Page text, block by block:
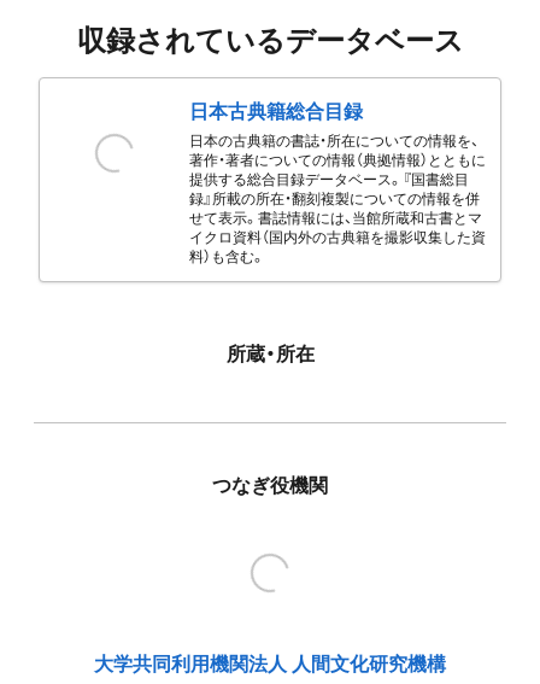
収録されているデータベース
日本古典籍総合目録
日本の古典籍の書誌・所在についての情報を、
著作・著者についての情報（典拠情報）とともに
提供する総合目録データベース。『国書総目
録』所載の所在・翻刻複製についての情報を併
せて表示。書誌情報には、当館所蔵和古書とマ
イクロ資料（国内外の古典籍を撮影収集した資
料）も含む。
所蔵・所在
つなぎ役機関
大学共同利用機関法人 人間文化研究機構